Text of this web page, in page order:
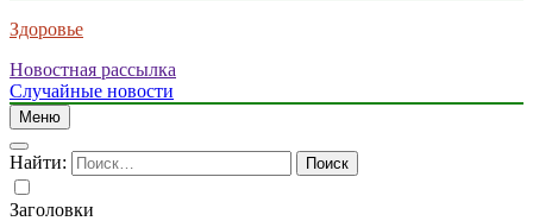
Здоровье
Новостная рассылка
Случайные новости
Меню
Найти:
Заголовки